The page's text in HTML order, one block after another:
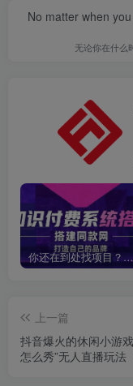
No matter when
无论你在什么
你还在到处找项目？还在当韭菜？我靠卖项目一个月收入5万+，曾经我也是个失败者。
上一篇
抖音爆火的休闲小游
怎么秀”无人直播玩法